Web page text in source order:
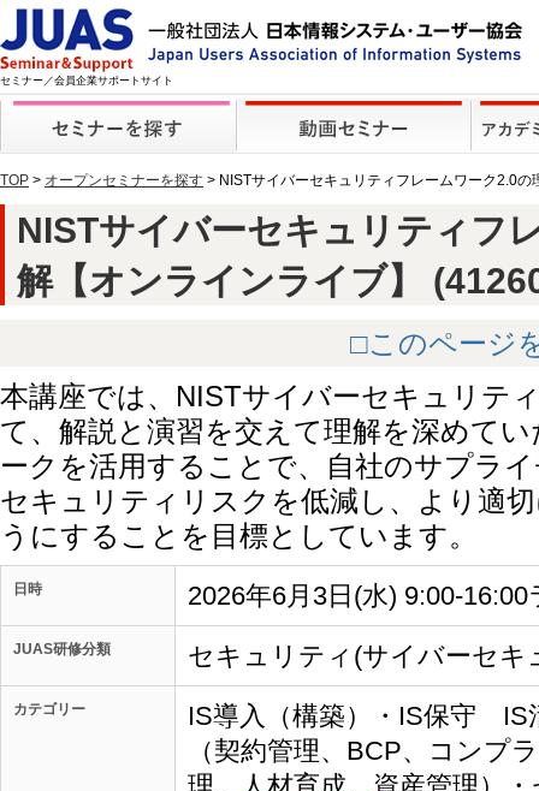
セミナー／会員企業サポートサイト
TOP > オープンセミナーを探す > NISTサイバーセキュリティフレームワーク2.0の
NISTサイバーセキュリティフ
解【オンラインライブ】
□このページ
本講座では、NISTサイバーセキュリテ
て、解説と演習を交えて理解を深めて
ークを活用することで、自社のサプラ
セキュリティリスクを低減し、より適
うにすることを目標としています。
日時 2026年6月3日(水) 9:00-
JUAS研修分類 セキュリティ(サイバーセキ
カテゴリー
IS導入（構築）・IS保守
（契約管理、BCP、コンプ